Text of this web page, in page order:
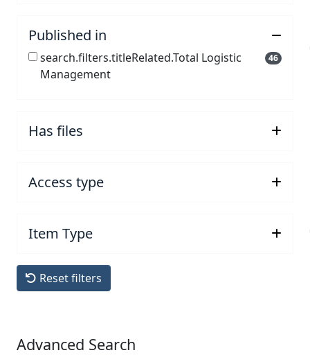
Published in
46
search.filters.titleRelated.Total Logistic
Management
Has files
Access type
Item Type
Reset filters
Advanced Search